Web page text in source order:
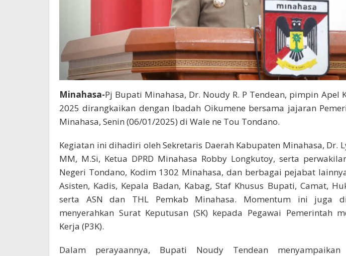
Minahasa-Pj Bupati Minahasa, Dr. Noudy R. P Tendean, pimpin Apel
2025 dirangkaikan dengan Ibadah Oikumene bersama jajaran
Minahasa, Senin (06/01/2025) di Wale ne Tou Tondano.
Kegiatan ini dihadiri oleh Sekretaris Daerah Kabupaten Minahasa, Dr.
MM, M.Si, Ketua DPRD Minahasa Robby Longkutoy, serta
Negeri Tondano, Kodim 1302 Minahasa, dan berbagai pejabat
Asisten, Kadis, Kepala Badan, Kabag, Staf Khusus Bupati, Camat,
serta ASN dan THL Pemkab Minahasa. Momentum ini juga
menyerahkan Surat Keputusan (SK) kepada Pegawai Pemerintah
Kerja (P3K).
Dalam perayaannya, Bupati Noudy Tendean